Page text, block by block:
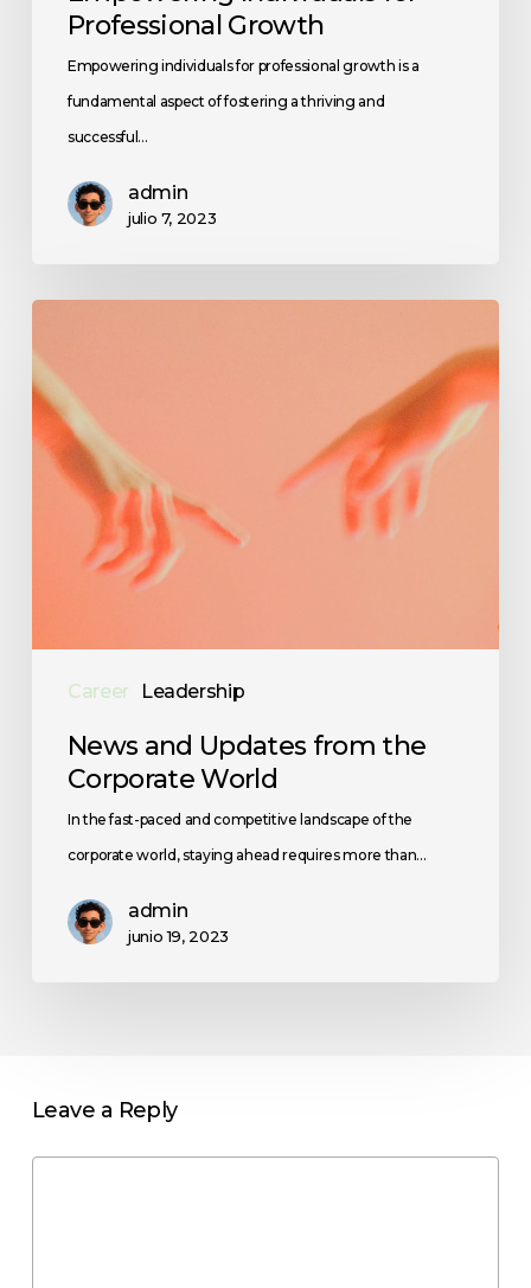
Professional Growth
Empowering individuals for professional growth is a
fundamental aspect of fostering a thriving and
successful…
admin
julio 7, 2023
Career Leadership
and
Updates
from
the
Corporate
News and Updates from the
Corporate World
In the fast-paced and competitive landscape of the
corporate world, staying ahead requires more than…
admin
junio 19, 2023
Leave a Reply